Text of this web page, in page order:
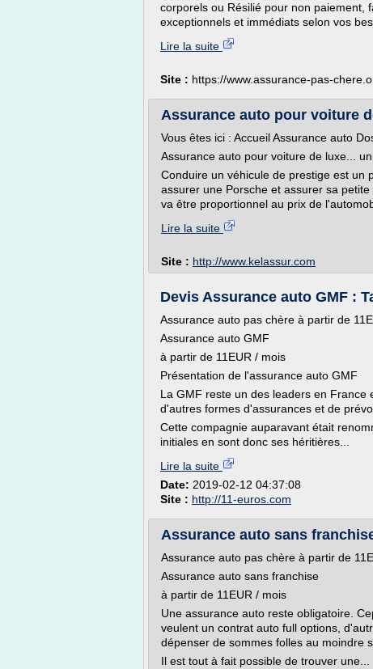
corporels ou Résilié pour non paiement,
exceptionnels et immédiats selon vos
Lire la suite
Site : https://www.assurance-pas-
Assurance auto pour voiture
Vous êtes ici : Accueil Assurance auto
Assurance auto pour voiture de luxe...
Conduire un véhicule de prestige est un
assurer une Porsche et assurer sa
va être proportionnel au prix de
Lire la suite
Site : http://www.kelassur.com
Devis Assurance auto GMF :
Assurance auto pas chère à partir de
Assurance auto GMF
à partir de 11EUR / mois
Présentation de l'assurance auto GMF
La GMF reste un des leaders en
d'autres formes d'assurances et de
Cette compagnie auparavant était
initiales en sont donc ses héritières...
Lire la suite
Date: 2019-02-12 04:37:08
Site : http://11-euros.com
Assurance auto sans
Assurance auto pas chère à partir de
Assurance auto sans franchise
à partir de 11EUR / mois
Une assurance auto reste obligatoire.
veulent un contrat auto full options,
dépenser de sommes folles au moindre
Il est tout à fait possible de trouver une...